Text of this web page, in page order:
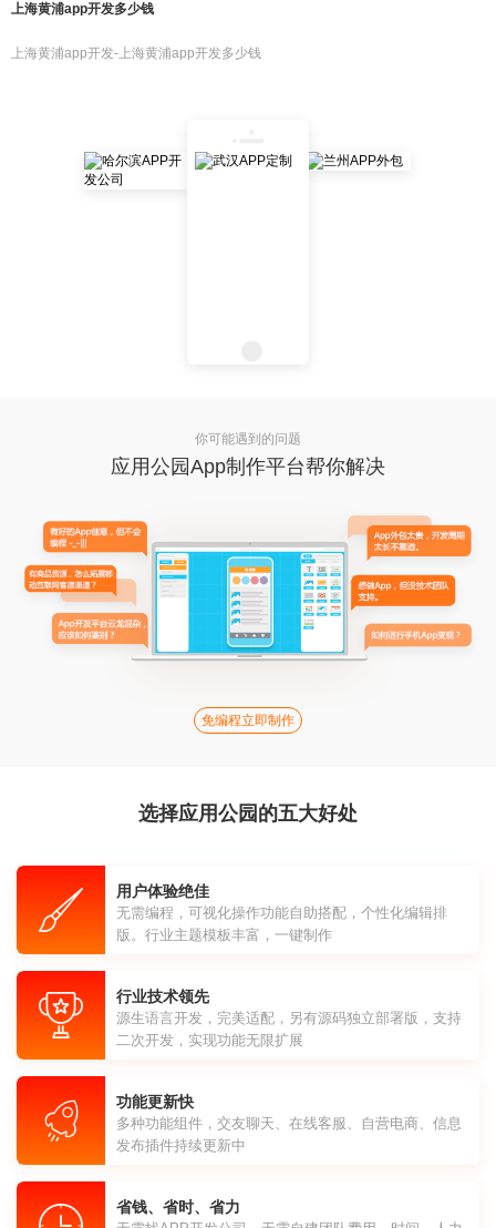
上海黄浦app开发多少钱
上海黄浦app开发-上海黄浦app开发多少钱
你可能遇到的问题
应用公园App制作平台帮你解决
免编程立即制作
选择应用公园的五大好处
用户体验绝佳
无需编程，可视化操作功能自助搭配，个性化编辑排
版。行业主题模板丰富，一键制作
行业技术领先
源生语言开发，完美适配，另有源码独立部署版，支持
二次开发，实现功能无限扩展
功能更新快
多种功能组件，交友聊天、在线客服、自营电商、信息
发布插件持续更新中
省钱、省时、省力